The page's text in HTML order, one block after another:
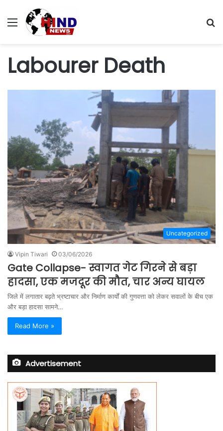
Menu
Labourer Death
Uncategorized
Vipin Tiwari 03/06/2026
Gate Collapse- स्वागत गेट गिरने से बड़ा
हादसा, एक मजदूर की मौत, चार अन्य घायल
जिले में लगातार बढ़ते भ्रष्टाचार और निर्माण कार्यों की गुणवत्ता को लेकर सवालों के बीच एक
और बड़ा हादसा सामने…
Read More »
Advertisement